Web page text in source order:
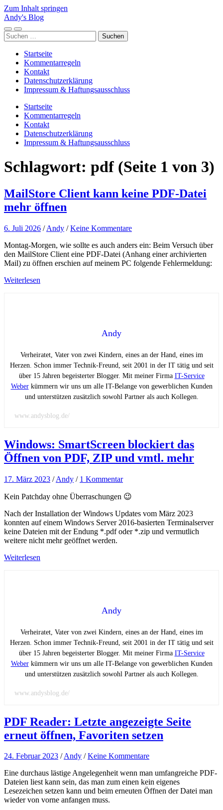
Zum Inhalt springen
Andy's Blog
Mobile-
Menü
Suchfeld
ein-/ausblenden
Suchen
nach:
Startseite
Kommentarregeln
Kontakt
Datenschutzerklärung
Impressum & Haftungsausschluss
Startseite
Kommentarregeln
Kontakt
Datenschutzerklärung
Impressum & Haftungsausschluss
Schlagwort: pdf (Seite 1 von 3)
MailStore Client kann keine PDF-Datei
mehr öffnen
6. Juli 2026 /Andy /Keine Kommentare
Montag-Morgen, wie sollte es auch anders ein: Beim Versuch über
den MailStore Client eine PDF-Datei (Anhang einer archivierten
Mail) zu öffnen erschien auf meinem PC folgende Fehlermeldung:
Weiterlesen
Andy
Verheiratet, Vater von zwei Kindern, eines an der Hand, eines im
Herzen. Schon immer Technik-Freund, seit 2001 in der IT tätig und seit
über 15 Jahren begeisterter Blogger. Mit meiner Firma IT-Service
Weberkümmern wir uns um alle IT-Belange von gewerblichen Kunden
und unterstützen zusätzlich sowohl Partner als auch Kollegen.
www.andysblog.de/
Windows: SmartScreen blockiert das
Öffnen von PDF, ZIP und vmtl. mehr
17. März 2023 /Andy / 1 Kommentar
Kein Patchday ohne Überraschungen 😉
Nach der Installation der Windows Updates vom März 2023
konnten auf einem Windows Server 2016-basierten Terminalserver
keine Dateien mit der Endung *.pdf oder *.zip und vermutlich
weitere nicht mehr geöffnet werden.
Weiterlesen
Andy
Verheiratet, Vater von zwei Kindern, eines an der Hand, eines im
Herzen. Schon immer Technik-Freund, seit 2001 in der IT tätig und seit
über 15 Jahren begeisterter Blogger. Mit meiner Firma IT-Service
Weberkümmern wir uns um alle IT-Belange von gewerblichen Kunden
und unterstützen zusätzlich sowohl Partner als auch Kollegen.
www.andysblog.de/
PDF Reader: Letzte angezeigte Seite
erneut öffnen, Favoriten setzen
24. Februar 2023 /Andy /Keine Kommentare
Eine durchaus lästige Angelegenheit wenn man umfangreiche PDF-
Dateien liest kann sein, das man zum einen kein eigenes
Lesezeichen setzen kann und beim erneuten Öffnen der Datei man
wieder von vorne anfangen muss.